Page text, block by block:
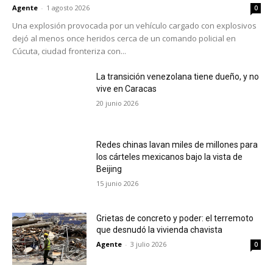
Agente - 1 agosto 2026 0
Una explosión provocada por un vehículo cargado con explosivos
dejó al menos once heridos cerca de un comando policial en
Cúcuta, ciudad fronteriza con...
La transición venezolana tiene dueño, y no
vive en Caracas
20 junio 2026
Redes chinas lavan miles de millones para
los cárteles mexicanos bajo la vista de
Beijing
15 junio 2026
Grietas de concreto y poder: el terremoto
que desnudó la vivienda chavista
Agente - 3 julio 2026 0